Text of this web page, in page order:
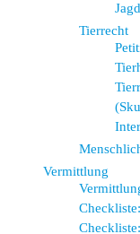
Tierrecht
Vermittlung